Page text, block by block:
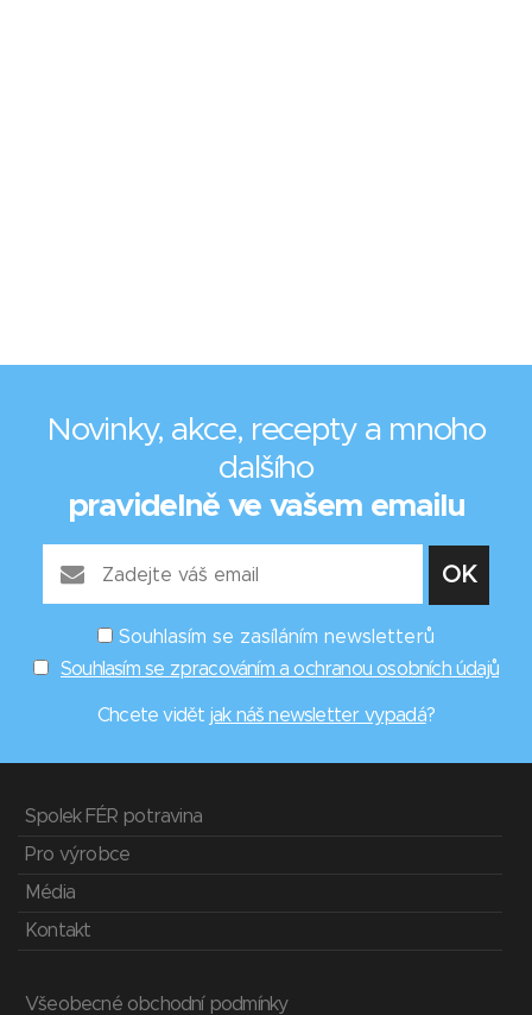
Novinky, akce, recepty a mnoho
dalšího
pravidelně ve vašem emailu
Souhlasím se zasíláním newsletterů
Souhlasím se zpracováním a ochranou osobních údajů
Chcete vidět jak náš newsletter vypadá?
Spolek FÉR potravina
Pro výrobce
Média
Kontakt
Všeobecné obchodní podmínky